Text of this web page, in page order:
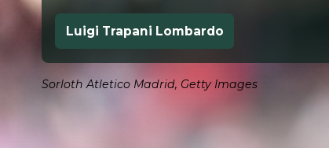
Luigi Trapani Lombardo
Sorloth Atletico Madrid, Getty Images